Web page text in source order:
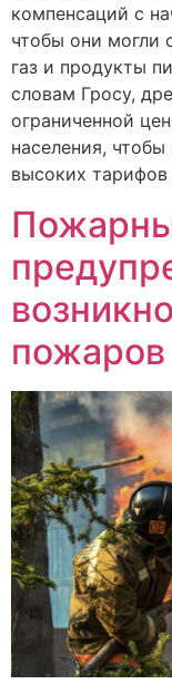
компенсаций с
чтобы они могли
газ и продукты
словам Гросу,
ограниченной
населения,
высоких
пожаров